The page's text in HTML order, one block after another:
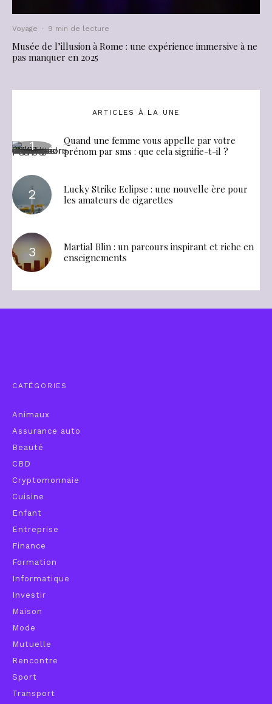
Voyage · 9 min de lecture
Musée de l’illusion à Rome : une expérience immersive à ne
pas manquer en 2025
ARTICLES À LA UNE
Quand une femme vous appelle par votre
prénom par sms : que cela signifie-t-il ?
Lucky Strike Eclipse : une nouvelle ère pour
les amateurs de cigarettes
Martial Blin : un parcours inspirant et riche en
enseignements
CATÉGORIES
Animaux
Assurance auto
Beauté
CBD
Cryptomonnaie
Cuisine
Enfant
Entreprise
Finance
Formation
Informatique
Investir
Maison
Mode
Mutuelle
Rencontre
Sport
Transport